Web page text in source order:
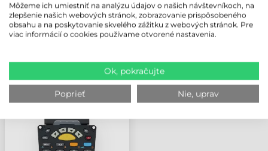
ZEBRA DOPLNOK,
KLÁVESNICA, 43
TLAČIDLOVÁ,
NUMERICKÉ
PREVEDENIE +
FUNKČNÉ KLÁVESY,
Môžeme ich umiestniť na analýzu údajov o našich návštevníkoch, na
zlepšenie našich webových stránok, zobrazovanie prispôsobeného
obsahu a na poskytovanie skvelého zážitku z webových stránok. Pre
viac informácií o cookies používame otvorené nastavenia.
Ok, pokračujte
Poprieť Nie, uprav